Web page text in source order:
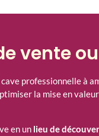
vente
professionnelle à
la mise en
en un lieu de